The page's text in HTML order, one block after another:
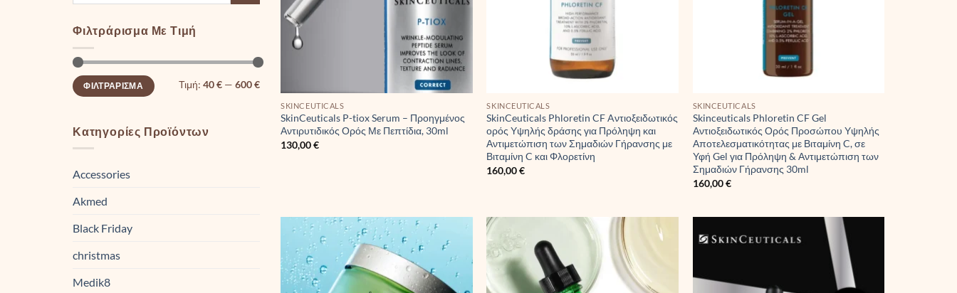
Φιλτράρισμα Με Τιμή
Ελάχιστη
τιμή
Μέγιστη
τιμήΦΙΛΤΡΆΡΙΣΜΑ Τιμή: 40 €— 600 €
Κατηγορίες Προϊόντων
Accessories
Akmed
Black Friday
christmas
Medik8
SKINCEUTICALS
SkinCeuticals P-tiox Serum – Προηγμένος
Αντιρυτιδικός Ορός Με Πεπτίδια, 30ml
130,00€
SKINCEUTICALS
SkinCeuticals Phloretin CF Aντιοξειδωτικός
ορός Υψηλής δράσης για Πρόληψη και
Αντιμετώπιση των Σημαδιών Γήρανσης με
Βιταμίνη C και Φλορετίνη
160,00€
SKINCEUTICALS
Skinceuticals Phloretin CF Gel
Αντιοξειδωτικός Ορός Προσώπου Υψηλής
Αποτελεσματικότητας με Βιταμίνη C, σε
Υφή Gel για Πρόληψη & Αντιμετώπιση των
Σημαδιών Γήρανσης 30ml
160,00€